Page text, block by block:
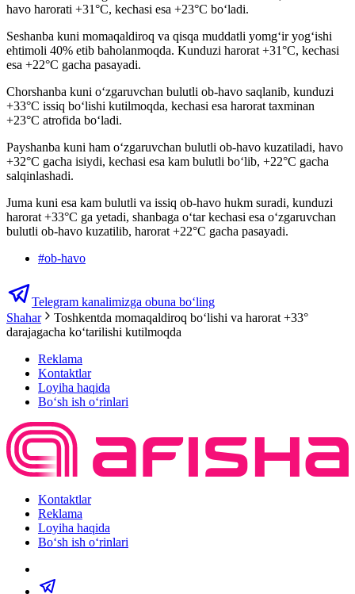
havo harorati +31°C, kechasi esa +23°C bo‘ladi.
Seshanba kuni momaqaldiroq va qisqa muddatli yomg‘ir yog‘ishi
ehtimoli 40% etib baholanmoqda. Kunduzi harorat +31°C, kechasi
esa +22°C gacha pasayadi.
Chorshanba kuni o‘zgaruvchan bulutli ob-havo saqlanib, kunduzi
+33°C issiq bo‘lishi kutilmoqda, kechasi esa harorat taxminan
+23°C atrofida bo‘ladi.
Payshanba kuni ham o‘zgaruvchan bulutli ob-havo kuzatiladi, havo
+32°C gacha isiydi, kechasi esa kam bulutli bo‘lib, +22°C gacha
salqinlashadi.
Juma kuni esa kam bulutli va issiq ob-havo hukm suradi, kunduzi
harorat +33°C ga yetadi, shanbaga o‘tar kechasi esa o‘zgaruvchan
bulutli ob-havo kuzatilib, harorat +22°C gacha pasayadi.
#ob-havo
Telegram kanalimizga obuna bo‘ling
Shahar
Toshkentda momaqaldiroq boʻlishi va harorat +33°
darajagacha koʻtarilishi kutilmoqda
Reklama
Kontaktlar
Loyiha haqida
Bo‘sh ish o‘rinlari
Kontaktlar
Reklama
Loyiha haqida
Bo‘sh ish o‘rinlari